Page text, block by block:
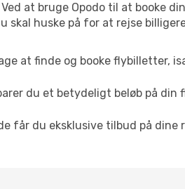
at bruge Opodo til at booke
skal huske på for at rejse
at finde og booke flybilletter,
du et betydeligt beløb på din
får du eksklusive tilbud på dine